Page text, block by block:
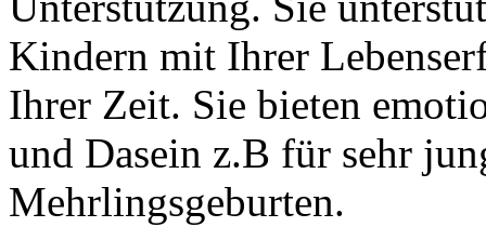
Kindern mit Ihrer
Ihrer Zeit. Sie bieten
und Dasein z.B für sehr
Mehrlingsgeburten.